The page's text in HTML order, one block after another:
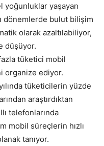
yoğunluklar yaşayan
dönemlerde bulut bilişim
olarak azaltılabiliyor,
düşüyor.
tüketici mobil
organize ediyor.
tüketicilerin yüzde
araştırdıktan
telefonlarında
mobil süreçlerin hızlı
tanıyor.